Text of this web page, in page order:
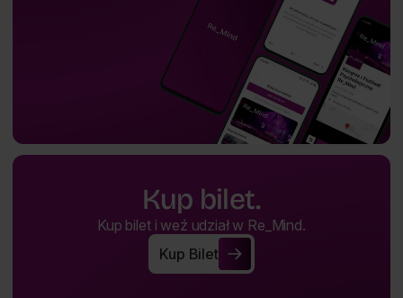
Kup bilet.
Kup bilet i weź udział w Re_Mind.
Kup Bilet
Kup Bilet